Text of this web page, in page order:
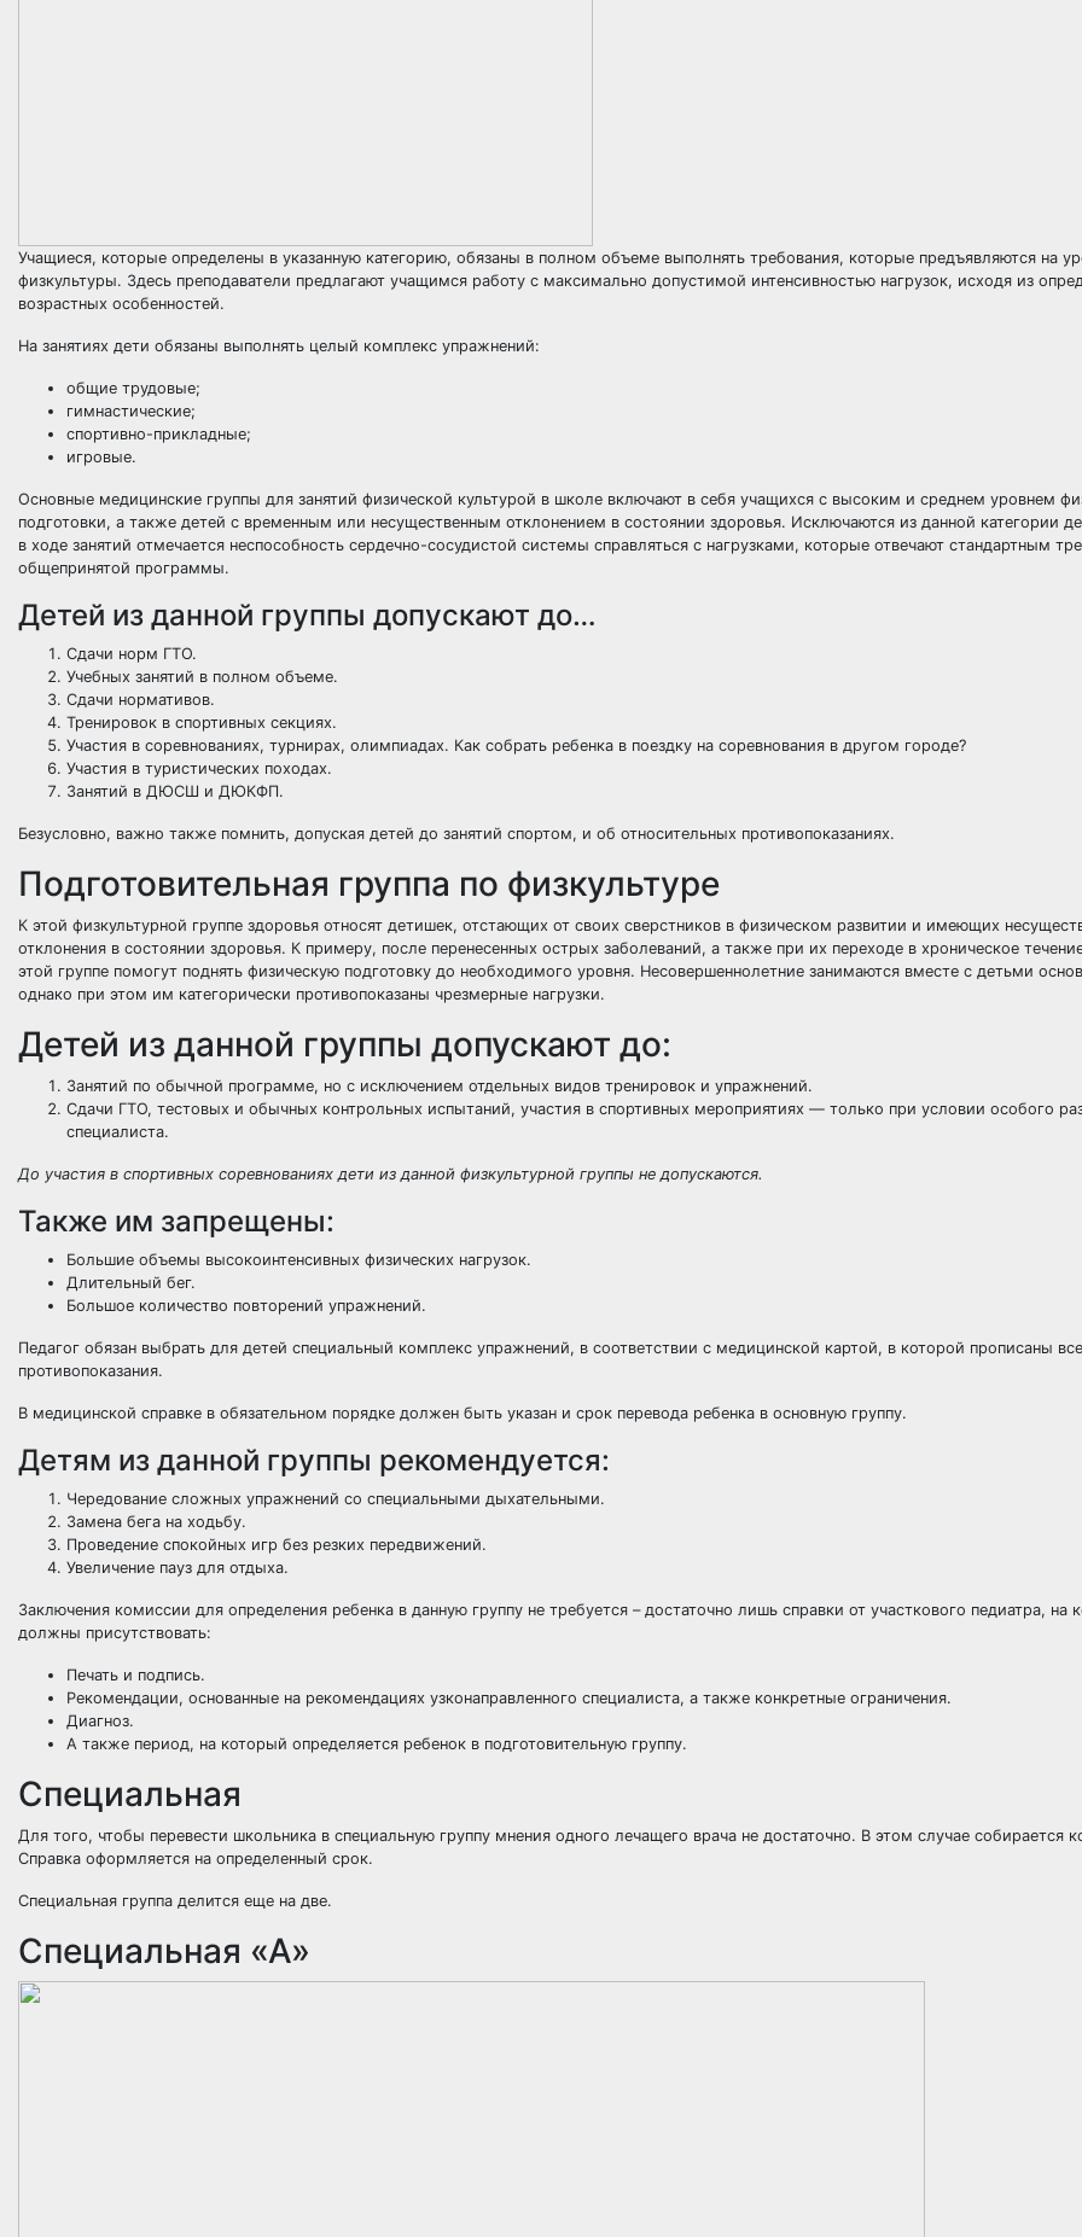
Учащиеся, которые определены в указанную категорию, обязаны в полном объеме выполнять требования, которые предъявляются на
физкультуры. Здесь преподаватели предлагают учащимся работу с максимально допустимой интенсивностью нагрузок, исходя из
возрастных особенностей.
На занятиях дети обязаны выполнять целый комплекс упражнений:
общие трудовые;
гимнастические;
спортивно-прикладные;
игровые.
Основные медицинские группы для занятий физической культурой в школе включают в себя учащихся с высоким и среднем уровнем
подготовки, а также детей с временным или несущественным отклонением в состоянии здоровья. Исключаются из данной категории
в ходе занятий отмечается неспособность сердечно-сосудистой системы справляться с нагрузками, которые отвечают стандартным
общепринятой программы.
Детей из данной группы допускают до…
Сдачи норм ГТО.
Учебных занятий в полном объеме.
Сдачи нормативов.
Тренировок в спортивных секциях.
Участия в соревнованиях, турнирах, олимпиадах. Как собрать ребенка в поездку на соревнования в другом городе?
Участия в туристических походах.
Занятий в ДЮСШ и ДЮКФП.
Безусловно, важно также помнить, допуская детей до занятий спортом, и об относительных противопоказаниях.
Подготовительная группа по физкультуре
К этой физкультурной группе здоровья относят детишек, отстающих от своих сверстников в физическом развитии и имеющих
отклонения в состоянии здоровья. К примеру, после перенесенных острых заболеваний, а также при их переходе в хроническое
этой группе помогут поднять физическую подготовку до необходимого уровня. Несовершеннолетние занимаются вместе с детьми
однако при этом им категорически противопоказаны чрезмерные нагрузки.
Детей из данной группы допускают до:
Занятий по обычной программе, но с исключением отдельных видов тренировок и упражнений.
Сдачи ГТО, тестовых и обычных контрольных испытаний, участия в спортивных мероприятиях — только при условии особого
специалиста.
До участия в спортивных соревнованиях дети из данной физкультурной группы не допускаются.
Также им запрещены:
Большие объемы высокоинтенсивных физических нагрузок.
Длительный бег.
Большое количество повторений упражнений.
Педагог обязан выбрать для детей специальный комплекс упражнений, в соответствии с медицинской картой, в которой прописаны все
противопоказания.
В медицинской справке в обязательном порядке должен быть указан и срок перевода ребенка в основную группу.
Детям из данной группы рекомендуется:
Чередование сложных упражнений со специальными дыхательными.
Замена бега на ходьбу.
Проведение спокойных игр без резких передвижений.
Увеличение пауз для отдыха.
Заключения комиссии для определения ребенка в данную группу не требуется – достаточно лишь справки от участкового педиатра, на
должны присутствовать:
Печать и подпись.
Рекомендации, основанные на рекомендациях узконаправленного специалиста, а также конкретные ограничения.
Диагноз.
А также период, на который определяется ребенок в подготовительную группу.
Специальная
Для того, чтобы перевести школьника в специальную группу мнения одного лечащего врача не достаточно. В этом случае собирается
Справка оформляется на определенный срок.
Специальная группа делится еще на две.
Специальная «А»